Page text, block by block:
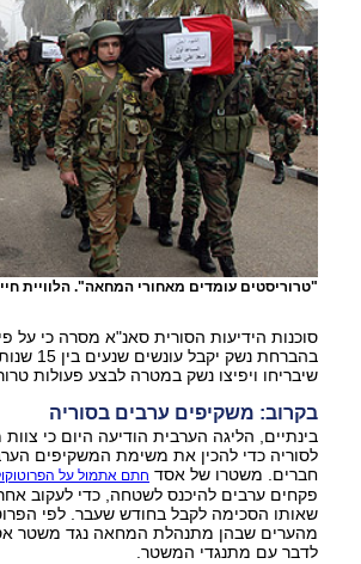
"טרוריסטים עומדים מאחורי המחאה". הלוויית
סוכנות הידיעות הסורית סאנ"א מסרה כי
בהברחת
שיבריחו ויפיצו נשק במטרה לבצע פעולות טרור
בקרוב: משקיפים ערבים בסוריה
בינתיים, הליגה הערבית הודיעה היום כי
חברים. משטרו של אסד חתם אתמול על
פקחים ערבים להיכנס לשטחה, כדי לעקוב
שאותו הסכימה לקבל בחודש שעבר. לפי
מהערים שבהן מתנהלת המחאה נגד משטר
לדבר עם מתנגדי המשטר.